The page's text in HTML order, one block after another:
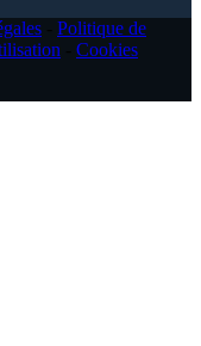
Politique de
Cookies